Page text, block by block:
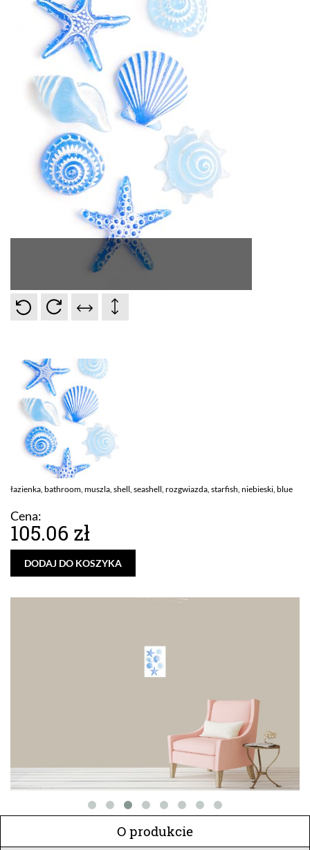
łazienka, bathroom, muszla, shell, seashell, rozgwiazda, starfish, niebieski, blue
Cena:
105.06 zł
DODAJ DO KOSZYKA
O produkcie